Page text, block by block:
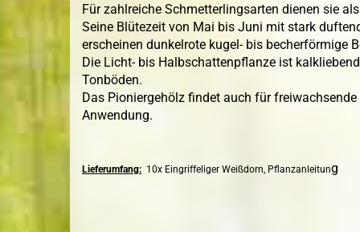
Für zahlreiche Schmetterlingsarten dienen sie
Seine Blütezeit von Mai bis Juni mit stark
erscheinen dunkelrote kugel- bis becherförmige
Die Licht- bis Halbschattenpflanze ist
Tonböden.
Das Pioniergehölz findet auch für
Anwendung.
Lieferumfang: 10x Eingriffeliger Weißdorn, Pflanzanleitung